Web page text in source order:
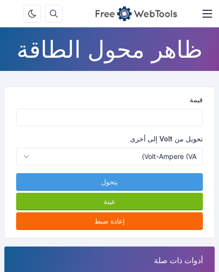
ظاهر محول الطاقة
قيمة
تحويل من Volt إلى أخرى
يتحول
عينة
إعادة ضبط
أدوات ذات صلة